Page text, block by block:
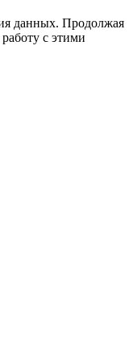
данных. Продолжая
работу с этими